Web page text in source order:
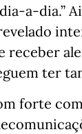
a-dia.”
receber
ter
forte